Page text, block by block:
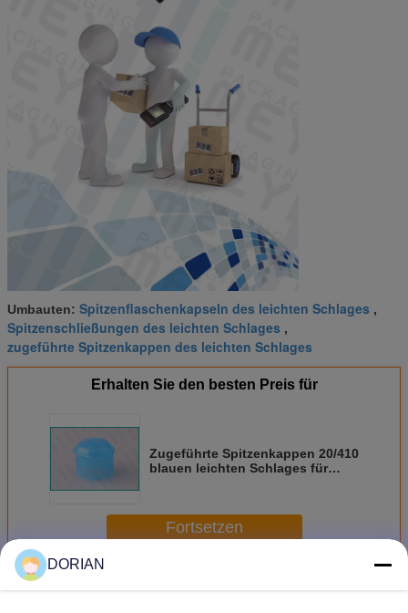
Umbauten: Spitzenflaschenkapseln des leichten Schlages ,
Spitzenschließungen des leichten Schlages ,
zugeführte Spitzenkappen des leichten Schlages
Erhalten Sie den besten Preis für
Zugeführte Spitzenkappen 20/410
blauen leichten Schlages für
Fortsetzen
Mehr
DORIAN